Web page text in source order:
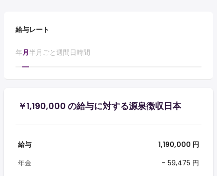
給与レート
年月半月ごと週間日時間
￥1,190,000 の給与に対する源泉徴収日本
給与
1,190,000 円
年金
- 59,475 円